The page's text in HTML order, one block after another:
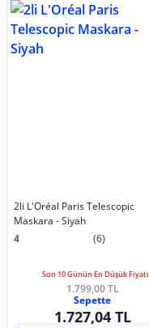
2li L'Oréal Paris Telescopic
Maskara - Siyah
4
(6)
Son 10 Günün En Düşük Fiyatı
1.799,00 TL
Sepette
1.727,04 TL